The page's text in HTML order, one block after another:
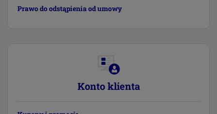
Prawo do odstąpienia od umowy
Konto klienta